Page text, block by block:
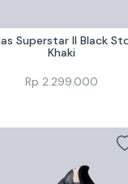
Superstar II Black
Khaki
Rp 2.299.000